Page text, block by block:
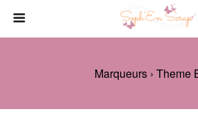
Marqueurs › Theme